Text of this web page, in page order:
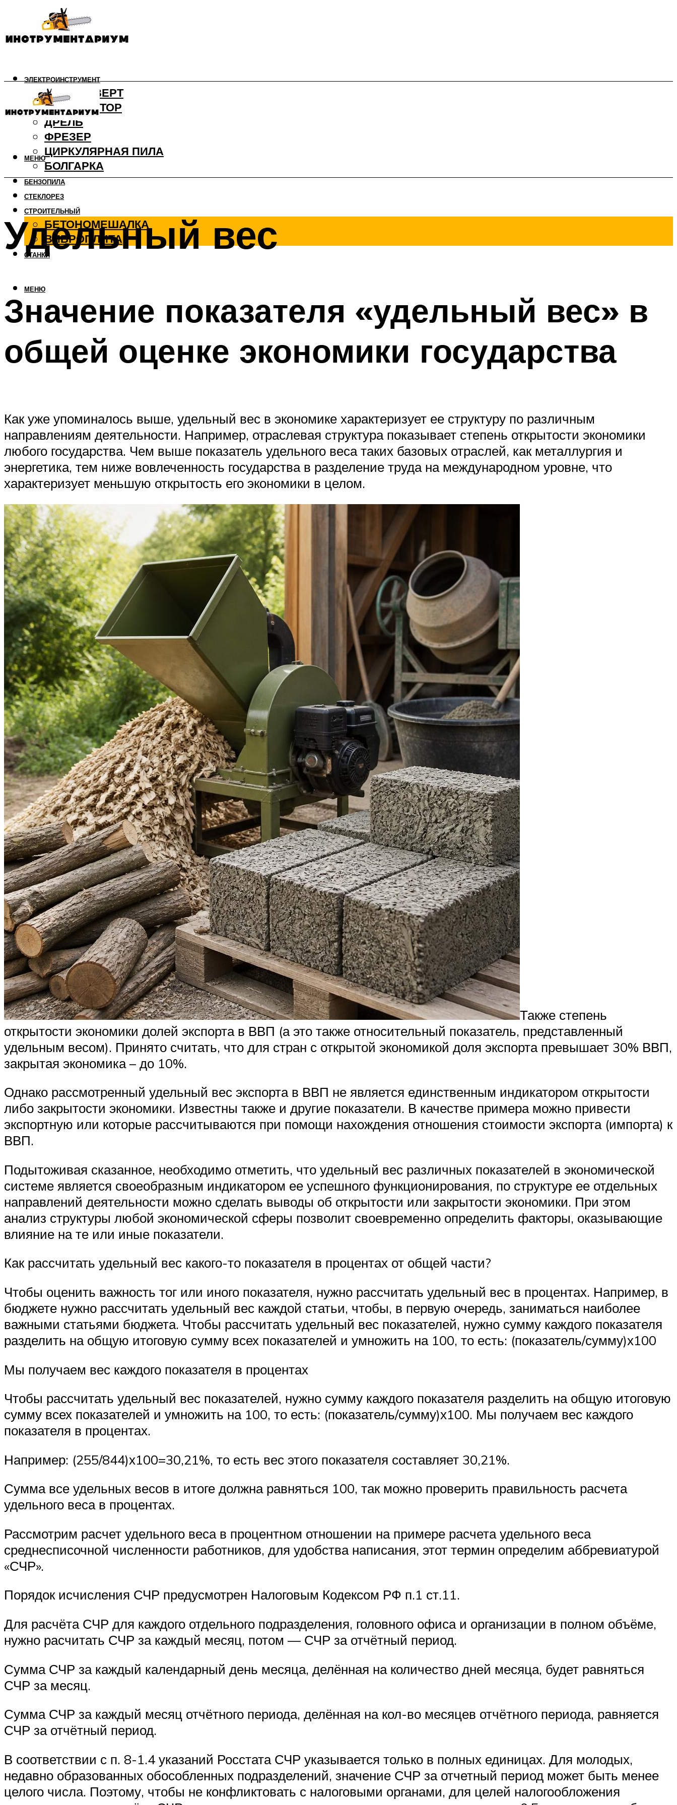
ЭЛЕКТРОИНСТРУМЕНТ
ШУРУПОВЕРТ
ПЕРФОРАТОР
ДРЕЛЬ
ФРЕЗЕР
ЦИРКУЛЯРНАЯ ПИЛА
БОЛГАРКА
БЕНЗОПИЛА
СТЕКЛОРЕЗ
СТРОИТЕЛЬНЫЙ
БЕТОНОМЕШАЛКА
ВИБРОПЛИТА
СТАНКИ
МЕНЮ
МЕНЮ
Удельный вес
Значение показателя «удельный вес» в
общей оценке экономики государства
Как уже упоминалось выше, удельный вес в экономике характеризует ее структуру по различным
направлениям деятельности. Например, отраслевая структура показывает степень открытости экономики
любого государства. Чем выше показатель удельного веса таких базовых отраслей, как металлургия и
энергетика, тем ниже вовлеченность государства в разделение труда на международном уровне, что
характеризует меньшую открытость его экономики в целом.
Также степень
открытости экономики долей экспорта в ВВП (а это также относительный показатель, представленный
удельным весом). Принято считать, что для стран с открытой экономикой доля экспорта превышает 30% ВВП,
закрытая экономика – до 10%.
Однако рассмотренный удельный вес экспорта в ВВП не является единственным индикатором открытости
либо закрытости экономики. Известны также и другие показатели. В качестве примера можно привести
экспортную или которые рассчитываются при помощи нахождения отношения стоимости экспорта (импорта) к
ВВП.
Подытоживая сказанное, необходимо отметить, что удельный вес различных показателей в экономической
системе является своеобразным индикатором ее успешного функционирования, по структуре ее отдельных
направлений деятельности можно сделать выводы об открытости или закрытости экономики. При этом
анализ структуры любой экономической сферы позволит своевременно определить факторы, оказывающие
влияние на те или иные показатели.
Как рассчитать удельный вес какого-то показателя в процентах от общей части?
Чтобы оценить важность тог или иного показателя, нужно рассчитать удельный вес в процентах. Например, в
бюджете нужно рассчитать удельный вес каждой статьи, чтобы, в первую очередь, заниматься наиболее
важными статьями бюджета. Чтобы рассчитать удельный вес показателей, нужно сумму каждого показателя
разделить на общую итоговую сумму всех показателей и умножить на 100, то есть: (показатель/сумму)х100
Мы получаем вес каждого показателя в процентах
Чтобы рассчитать удельный вес показателей, нужно сумму каждого показателя разделить на общую итоговую
сумму всех показателей и умножить на 100, то есть: (показатель/сумму)х100. Мы получаем вес каждого
показателя в процентах.
Например: (255/844)х100=30,21%, то есть вес этого показателя составляет 30,21%.
Сумма все удельных весов в итоге должна равняться 100, так можно проверить правильность расчета
удельного веса в процентах.
Рассмотрим расчет удельного веса в процентном отношении на примере расчета удельного веса
среднесписочной численности работников, для удобства написания, этот термин определим аббревиатурой
«СЧР».
Порядок исчисления СЧР предусмотрен Налоговым Кодексом РФ п.1 ст.11.
Для расчёта СЧР для каждого отдельного подразделения, головного офиса и организации в полном объёме,
нужно расчитать СЧР за каждый месяц, потом — СЧР за отчётный период.
Сумма СЧР за каждый календарный день месяца, делённая на количество дней месяца, будет равняться
СЧР за месяц.
Сумма СЧР за каждый месяц отчётного периода, делённая на кол-во месяцев отчётного периода, равняется
СЧР за отчётный период.
В соответствии с п. 8-1.4 указаний Росстата СЧР указывается только в полных единицах. Для молодых,
недавно образованных обособленных подразделений, значение СЧР за отчетный период может быть менее
целого числа. Поэтому, чтобы не конфликтовать с налоговыми органами, для целей налогообложения